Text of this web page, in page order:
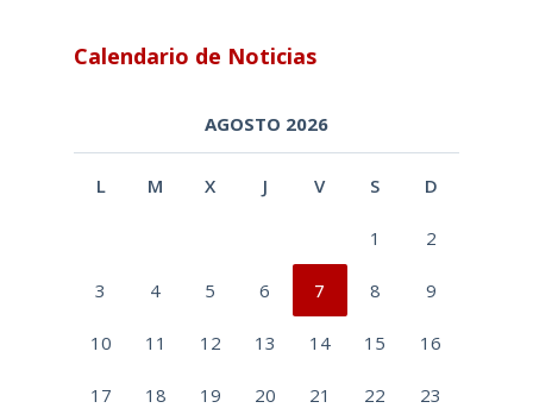
Calendario de Noticias
AGOSTO 2026
L M X J V S D
1 2
3 4 5 6 7 8 9
10 11 12 13 14 15 16
17 18 19 20 21 22 23